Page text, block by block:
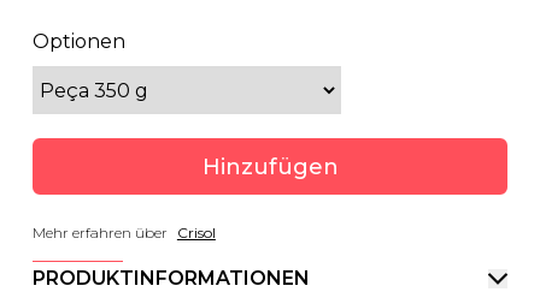
Optionen
Hinzufügen
Mehr erfahren über Crisol
PRODUKTINFORMATIONEN